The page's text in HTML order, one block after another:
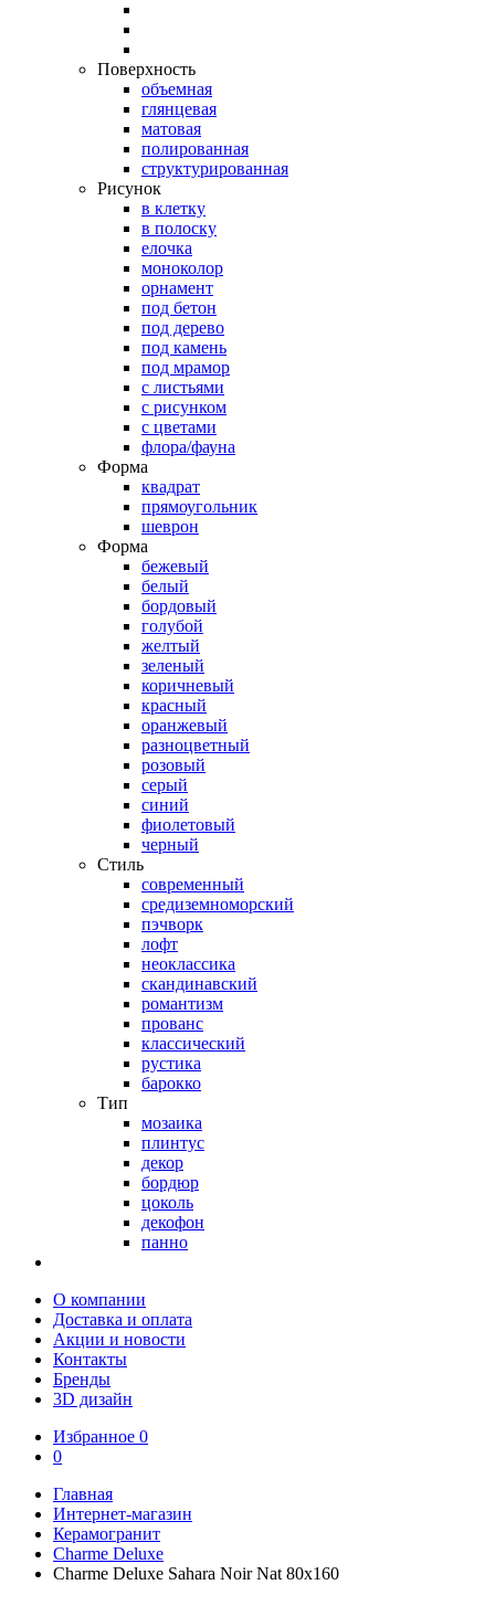
Поверхность
объемная
глянцевая
матовая
полированная
структурированная
Рисунок
в клетку
в полоску
елочка
моноколор
орнамент
под бетон
под дерево
под камень
под мрамор
с листьями
с рисунком
с цветами
флора/фауна
Форма
квадрат
прямоугольник
шеврон
Форма
бежевый
белый
бордовый
голубой
желтый
зеленый
коричневый
красный
оранжевый
разноцветный
розовый
серый
синий
фиолетовый
черный
Стиль
современный
средиземноморский
пэчворк
лофт
неоклассика
скандинавский
романтизм
прованс
классический
рустика
барокко
Тип
мозаика
плинтус
декор
бордюр
цоколь
декофон
панно
О компании
Доставка и оплата
Акции и новости
Контакты
Бренды
3D дизайн
Избранное 0
0
Главная
Интернет-магазин
Керамогранит
Charme Deluxe
Charme Deluxe Sahara Noir Nat 80х160